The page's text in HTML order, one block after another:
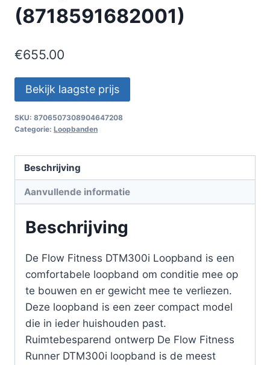
(8718591682001)
€655.00
Bekijk laagste prijs
SKU: 8706507308904647208
Categorie: Loopbanden
Beschrijving
Aanvullende informatie
Beschrijving
De Flow Fitness DTM300i Loopband is een
comfortabele loopband om conditie mee op
te bouwen en er gewicht mee te verliezen.
Deze loopband is een zeer compact model
die in ieder huishouden past.
Ruimtebesparend ontwerp De Flow Fitness
Runner DTM300i loopband is de meest